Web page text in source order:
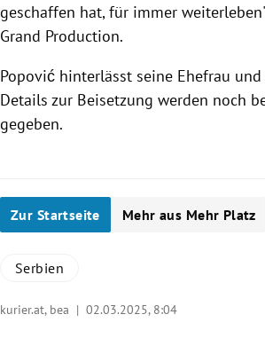
geschaffen hat, für immer
Grand Production.
Popović hinterlässt seine Ehefrau und
Details zur Beisetzung werden noch
gegeben.
Zur Startseite Mehr aus Mehr Platz
Serbien
kurier.at, bea | 02.03.2025, 8:04